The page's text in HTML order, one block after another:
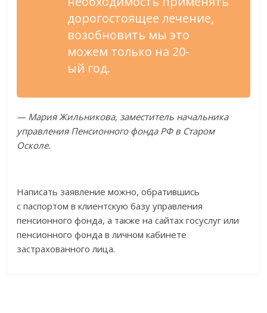
дорогостоящее лечение,
возобновить мы это
можем только на 20-
ый год.
— Мария Жильникова, заместитель начальника
управления Пенсионного фонда РФ в Старом
Осколе.
Написать заявление можно, обратившись
с паспортом в клиентскую базу управления
пенсионного фонда, а также на сайтах госуслуг или
пенсионного фонда в личном кабинете
застрахованного лица.